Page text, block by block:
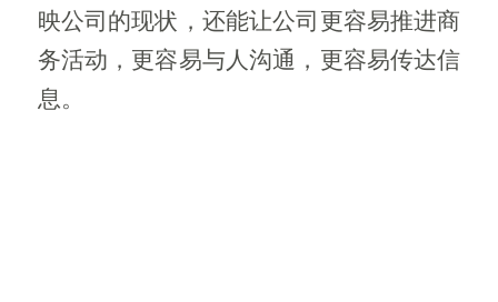
映公司的现状，还能让公司更容易推进商
务活动，更容易与人沟通，更容易传达信
息。